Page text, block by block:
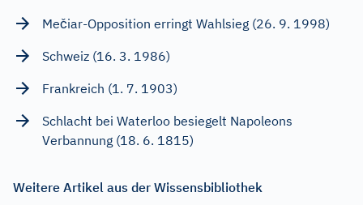
Mečiar-Opposition erringt Wahlsieg (26. 9. 1998)
Schweiz (16. 3. 1986)
Frankreich (1. 7. 1903)
Schlacht bei Waterloo besiegelt Napoleons
Verbannung (18. 6. 1815)
Weitere Artikel aus der Wissensbibliothek